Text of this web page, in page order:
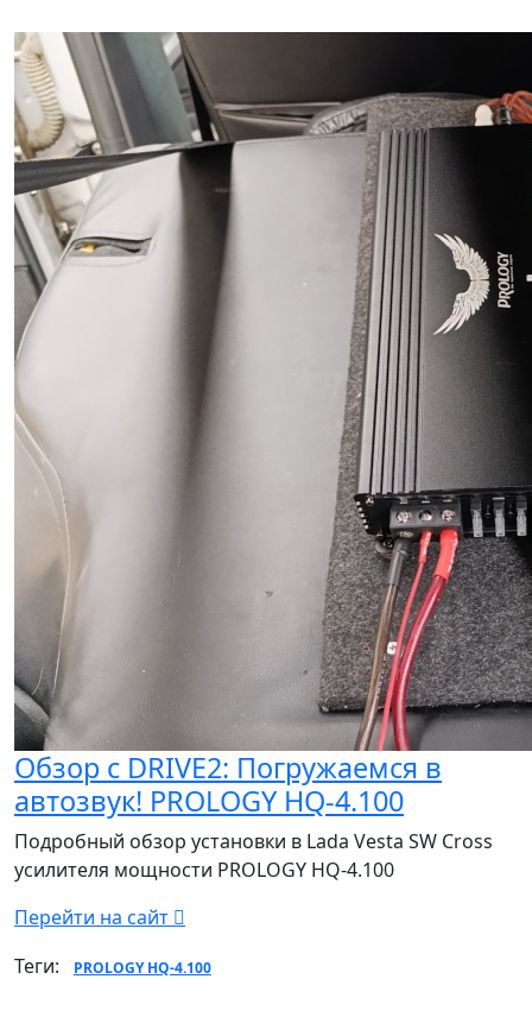
Обзор с DRIVE2: Погружаемся в
автозвук! PROLOGY HQ-4.100
Подробный обзор установки в Lada Vesta SW Cross
усилителя мощности PROLOGY HQ-4.100
Перейти на сайт
Теги:
PROLOGY HQ-4.100